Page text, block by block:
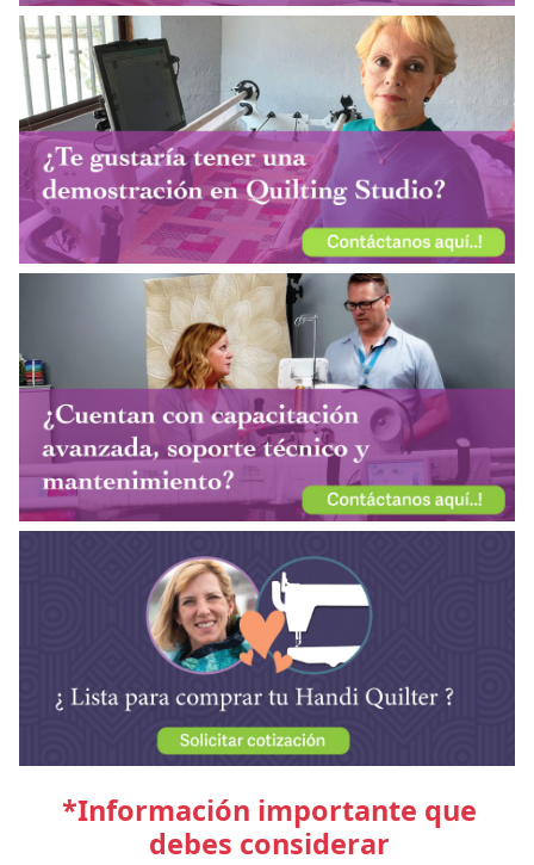
*Información importante que
debes considerar